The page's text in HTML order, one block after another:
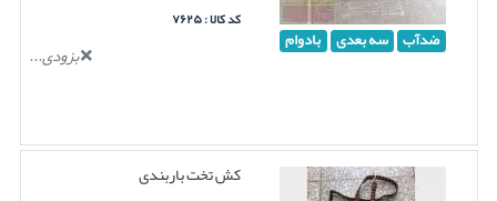
ضدآب سه بعدی بادوام
کد کالا : ۷۶۲۵
بزودی...
کش تخت باربندی